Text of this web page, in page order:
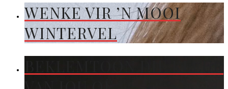
WENKE VIR ’N MOOI
WINTERVEL